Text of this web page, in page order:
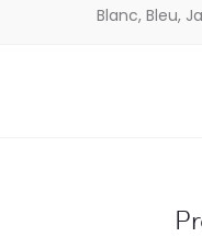
Blanc, Bleu,